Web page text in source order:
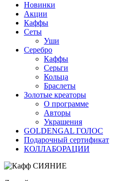
Новинки
Акции
Каффы
Сеты
Уши
Серебро
Каффы
Серьги
Кольца
Браслеты
Золотые креаторы
О программе
Авторы
Украшения
GOLDENGAL ГОЛОС
Подарочный сертификат
КОЛЛАБОРАЦИИ